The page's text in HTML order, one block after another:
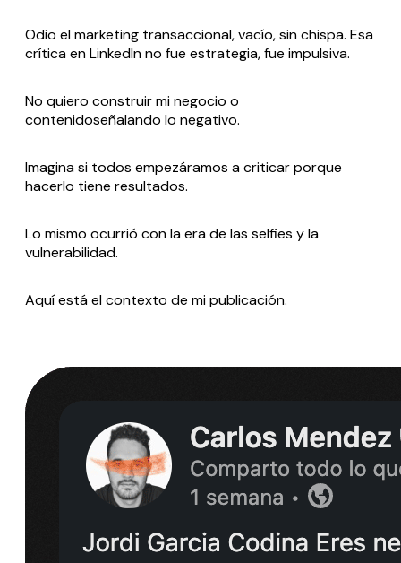
Odio el marketing transaccional, vacío, sin chispa. Esa
crítica en LinkedIn no fue estrategia, fue impulsiva.
No quiero construir mi negocio o
contenidoseñalando lo negativo.
Imagina si todos empezáramos a criticar porque
hacerlo tiene resultados.
Lo mismo ocurrió con la era de las selfies y la
vulnerabilidad.
Aquí está el contexto de mi publicación.